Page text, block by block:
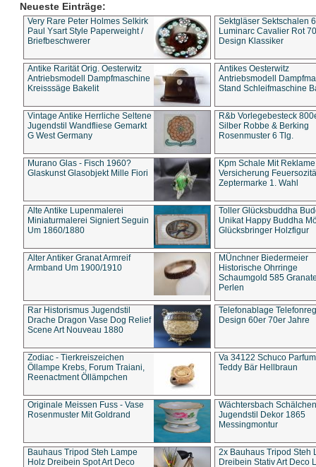
Neueste Einträge:
Very Rare Peter Holmes Selkirk
Paul Ysart Style Paperweight /
Briefbeschwerer
Sektgläser Sektschalen
Luminarc Cavalier Rot
Design Klassiker
Antike Rarität Orig. Oesterwitz
Antriebsmodell Dampfmaschine
Kreisssäge Bakelit
Antikes Oesterwitz
Antriebsmodell
Stand Schleifmaschine
Vintage Antike Herrliche Seltene
Jugendstil Wandfliese Gemarkt
G West Germany
R&b Vorlegebesteck
Silber Robbe & Berking
Rosenmuster 6 Tlg.
Murano Glas - Fisch 1960?
Glaskunst Glasobjekt Mille Fiori
Kpm Schale Mit Reklame
Versicherung
Zeptermarke 1. Wahl
Alte Antike Lupenmalerei
Miniaturmalerei Signiert Seguin
Um 1860/1880
Toller Glücksbuddha
Unikat Happy Buddha
Glücksbringer Holzfigur
Alter Antiker Granat Armreif
Armband Um 1900/1910
MÜnchner Biedermeier
Historische Ohrringe
Schaumgold 585
Perlen
Rar Historismus Jugendstil
Drache Dragon Vase Dog Relief
Scene Art Nouveau 1880
Telefonablage
Design 60er 70er Jahre
Zodiac - Tierkreiszeichen
Öllampe Krebs, Forum Traiani,
Reenactment Öllämpchen
Va 34122 Schuco
Teddy Bär Hellbraun
Originale Meissen Fuss - Vase
Rosenmuster Mit Goldrand
Wächtersbach Schälchen
Jugendstil Dekor 1865
Messingmontur
Bauhaus Tripod Steh Lampe
Holz Dreibein Spot Art Deco
2x Bauhaus Tripod Steh
Dreibein Stativ Art Deco